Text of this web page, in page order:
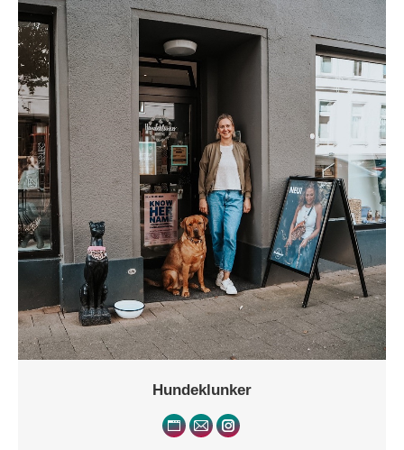
Hundeklunker
Persönlicher
E-
Instagram